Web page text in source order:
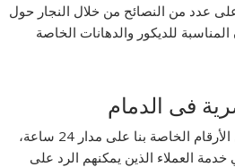
عدد من النصائح من خلال النجار حول
المناسبة للديكور والدهانات الخاصة
فى الدمام
يمكنك التواصل معنا من خلال الأرقام الخاصة بنا على مدار 24 ساعة،
العملاء الذين يمكنهم الرد على